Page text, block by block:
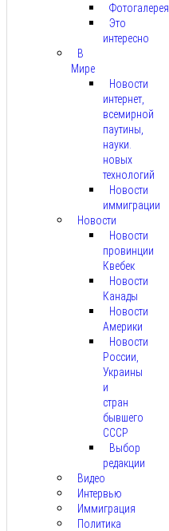
Фотогалерея
Это
интересно
В
Мире
Новости
интернет,
всемирной
паутины,
науки.
новых
технологий
Новости
иммиграции
Новости
Новости
провинции
Квебек
Новости
Канады
Новости
Америки
Новости
России,
Украины
и
стран
бывшего
СССР
Выбор
редакции
Видео
Интервью
Иммиграция
Политика